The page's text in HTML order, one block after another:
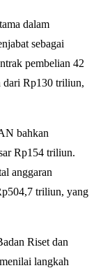
dalam
sebagai
pembelian 42
dari Rp130 triliun,
bahkan
Rp154 triliun.
anggaran
triliun, yang
Riset dan
langkah